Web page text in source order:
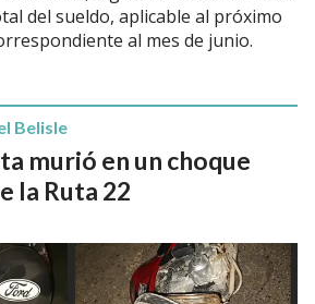
del sueldo, aplicable al próximo
al mes de junio.
murió en un choque
la Ruta 22
Belisle